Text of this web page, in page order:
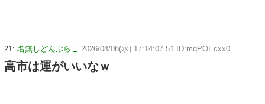
21: 名無しどんぶらこ 2026/04/08(水) 17:14:07.51 ID:mqPOEcxx0
高市は運がいいなｗ